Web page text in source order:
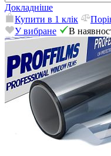
Докладніше
Купити в 1 клік
У вибране
В